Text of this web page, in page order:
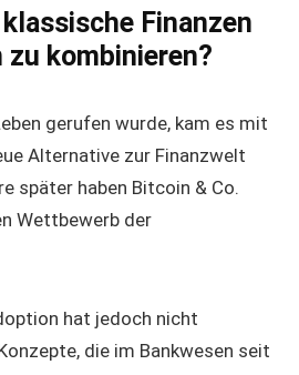
Finanzen
kombinieren?
gerufen wurde, kam es mit
Alternative zur Finanzwelt
später haben Bitcoin & Co.
Wettbewerb der
hat jedoch nicht
die im Bankwesen seit